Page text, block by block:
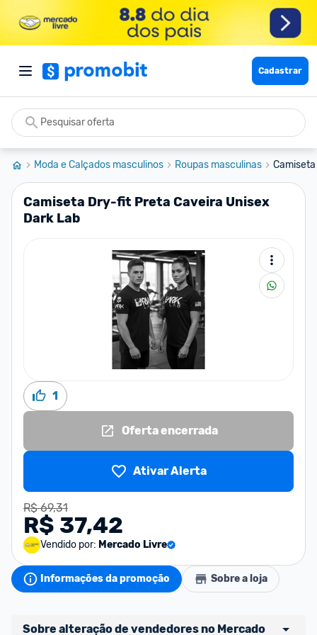
Cadastrar
Moda e Calçados masculinos Roupas masculinas
Camiseta Dry-fit Preta Caveira Unisex
Dark Lab
1
Oferta encerrada
Ativar Alerta
R$ 69,31
R$ 37,42
Vendido por: Mercado Livre
Informações da promoção Sobre a loja
Sobre alteração de vendedores no Mercado